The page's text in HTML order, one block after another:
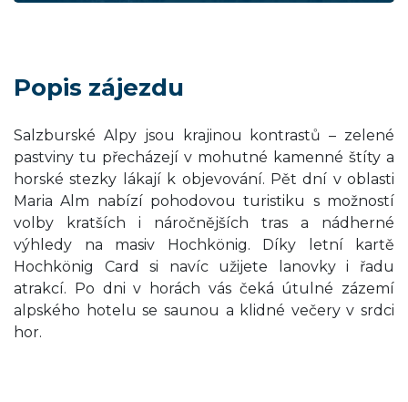
Popis zájezdu
Salzburské Alpy jsou krajinou kontrastů – zelené
pastviny tu přecházejí v mohutné kamenné štíty a
horské stezky lákají k objevování. Pět dní v oblasti
Maria Alm nabízí pohodovou turistiku s možností
volby kratších i náročnějších tras a nádherné
výhledy na masiv Hochkönig. Díky letní kartě
Hochkönig Card si navíc užijete lanovky i řadu
atrakcí. Po dni v horách vás čeká útulné zázemí
alpského hotelu se saunou a klidné večery v srdci
hor.